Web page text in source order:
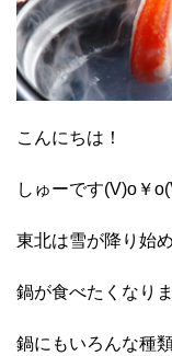
こんにちは！
しゅーです(V)o￥
東北は雪が降り始
鍋が食べたくなり
鍋にもいろんな種